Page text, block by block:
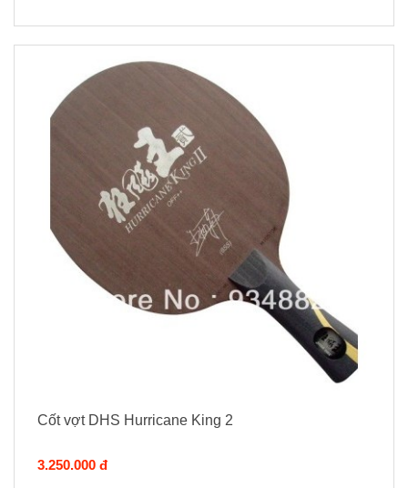
Cốt vợt DHS Hurricane King 2
3.250.000 đ